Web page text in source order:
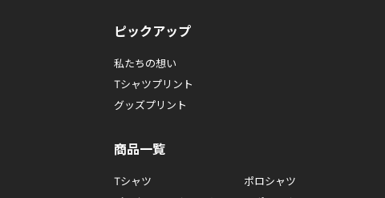
ピックアップ
私たちの想い
Tシャツプリント
グッズプリント
商品一覧
Tシャツ
ポロシャツ